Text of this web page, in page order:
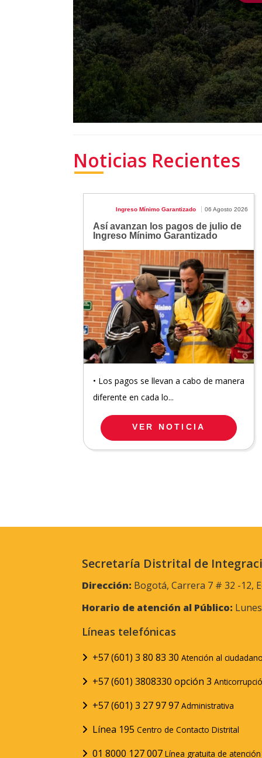
Noticias Recientes
Ingreso Mínimo Garantizado 06 Agosto 2026
Así avanzan los pagos de julio de
Ingreso Mínimo Garantizado
• Los pagos se llevan a cabo de manera
diferente en cada lo...
VER NOTICIA
Secretaría Distrital de
Dirección: Bogotá, Carrera 7 # 32 -12,
Horario de atención al Público:
Líneas telefónicas
+57 (601) 3 80 83 30 Atención al
+57 (601) 3808330 opción 3
+57 (601) 3 27 97 97 Administrativa
Línea 195 Centro de Contacto Distrital
01 8000 127 007 Línea gratuita de